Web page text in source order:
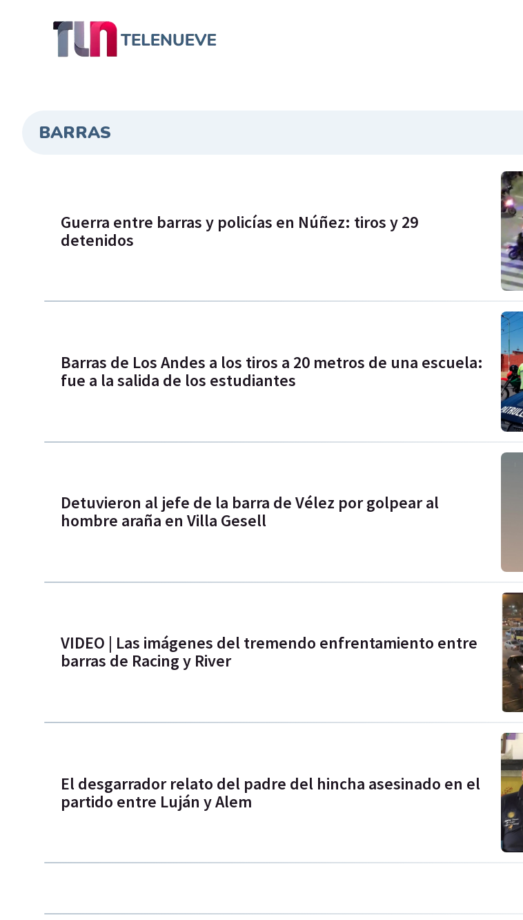
BARRAS
Guerra entre barras y policías en Núñez: tiros y 29
detenidos
Barras de Los Andes a los tiros a 20 metros de una escuela:
fue a la salida de los estudiantes
Detuvieron al jefe de la barra de Vélez por golpear al
hombre araña en Villa Gesell
VIDEO | Las imágenes del tremendo enfrentamiento entre
barras de Racing y River
El desgarrador relato del padre del hincha asesinado en el
partido entre Luján y Alem